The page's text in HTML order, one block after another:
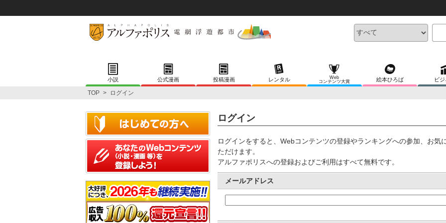
小説 公式漫画 投稿漫画 レンタル
Web
コンテンツ大賞
絵本ひろば ビ
TOP > ログイン
ログイン
ログインをすると、Webコンテンツの登録やランキングへの参加、お気
ただけます。
アルファポリスへの登録およびご利用はすべて無料です。
メールアドレス